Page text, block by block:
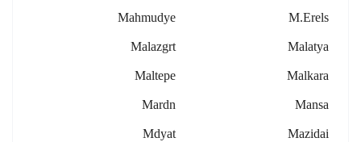
M.erels
Mahmudye
Malatya
Malazgrt
Malkara
Maltepe
Mansa
Mardn
Mazidai
Mdyat